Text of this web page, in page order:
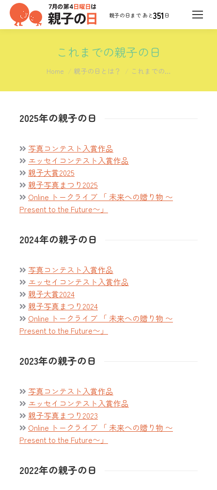
351 日
これまでの親子の日
You are here:
Home 親子の日とは？ これまでの…
2025年の親子の日
写真コンテスト入賞作品
エッセイコンテスト入賞作品
親子大賞2025
親子写真まつり2025
Online トークライブ 「 未来への贈り物 〜
Present to the Future〜」
2024年の親子の日
写真コンテスト入賞作品
エッセイコンテスト入賞作品
親子大賞2024
親子写真まつり2024
Online トークライブ 「 未来への贈り物 〜
Present to the Future〜」
2023年の親子の日
写真コンテスト入賞作品
エッセイコンテスト入賞作品
親子写真まつり2023
Online トークライブ 「 未来への贈り物 〜
Present to the Future〜」
2022年の親子の日